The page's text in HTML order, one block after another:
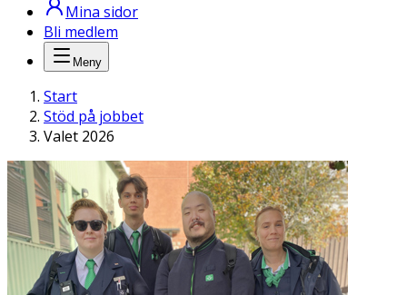
Mina sidor
Bli medlem
Meny
Start
Stöd på jobbet
Valet 2026